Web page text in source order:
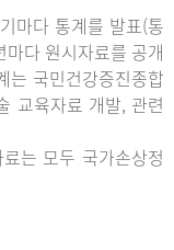
마다 통계를 발표(통
다 원시자료를 공개
는 국민건강증진종합
교육자료 개발, 관련
는 모두 국가손상정